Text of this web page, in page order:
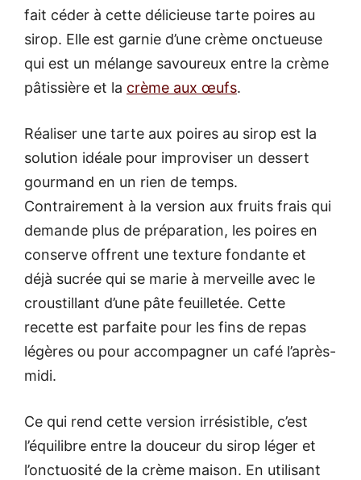
fait céder à cette délicieuse tarte poires au
sirop. Elle est garnie d’une crème onctueuse
qui est un mélange savoureux entre la crème
pâtissière et la crème aux œufs.
Réaliser une tarte aux poires au sirop est la
solution idéale pour improviser un dessert
gourmand en un rien de temps.
Contrairement à la version aux fruits frais qui
demande plus de préparation, les poires en
conserve offrent une texture fondante et
déjà sucrée qui se marie à merveille avec le
croustillant d’une pâte feuilletée. Cette
recette est parfaite pour les fins de repas
légères ou pour accompagner un café l’après-
midi.
Ce qui rend cette version irrésistible, c’est
l’équilibre entre la douceur du sirop léger et
l’onctuosité de la crème maison. En utilisant